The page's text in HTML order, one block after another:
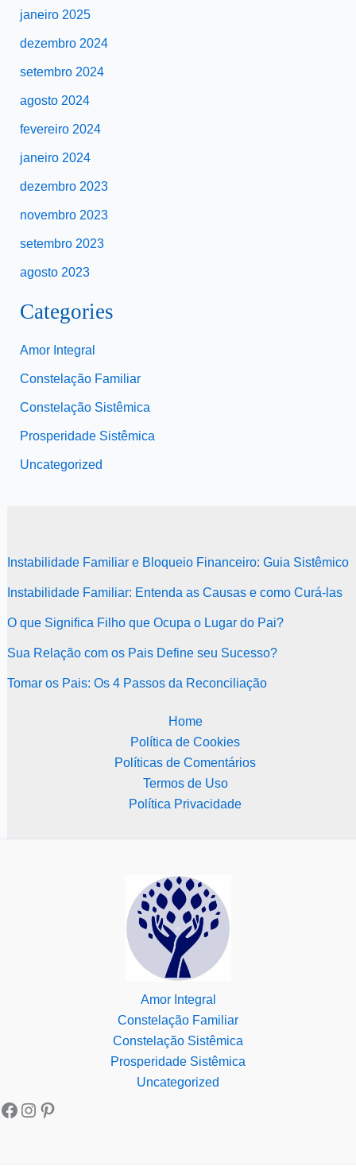
janeiro 2025
dezembro 2024
setembro 2024
agosto 2024
fevereiro 2024
janeiro 2024
dezembro 2023
novembro 2023
setembro 2023
agosto 2023
Categories
Amor Integral
Constelação Familiar
Constelação Sistêmica
Prosperidade Sistêmica
Uncategorized
Instabilidade Familiar e Bloqueio Financeiro: Guia Sistêmico
Instabilidade Familiar: Entenda as Causas e como Curá-las
O que Significa Filho que Ocupa o Lugar do Pai?
Sua Relação com os Pais Define seu Sucesso?
Tomar os Pais: Os 4 Passos da Reconciliação
Home
Política de Cookies
Políticas de Comentários
Termos de Uso
Política Privacidade
Amor Integral
Constelação Familiar
Constelação Sistêmica
Prosperidade Sistêmica
Uncategorized